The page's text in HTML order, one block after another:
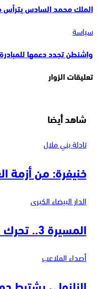
الملك محمد السادس يترأس
سياسة
واشنطن تجدد دعمها
تعليقات الزوار
شاهد أيضا
تادلة بني ملال
خنيفرة: من أزمة
الدار البيضاء الكبرى
المسيرة 3.. تحرك سريع لسلطات مقاطعة مولاي رشيد بعد تسليط “هبة زووم” الضوء…
أصداء الملاعب